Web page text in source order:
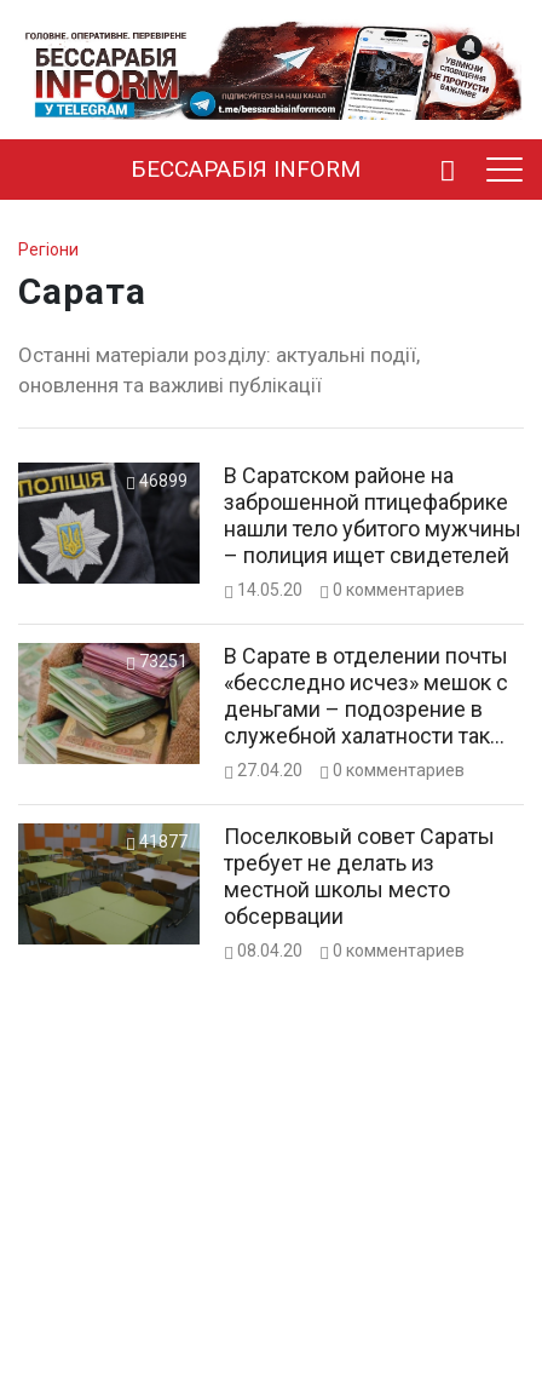
БЕССАРАБІЯ INFORM
Регіони
Сарата
Останні матеріали розділу: актуальні події,
оновлення та важливі публікації
46899
В Саратском районе на
заброшенной птицефабрике
нашли тело убитого мужчины
– полиция ищет свидетелей
14.05.20 0 комментариев
73251
В Сарате в отделении почты
«бесследно исчез» мешок с
деньгами – подозрение в
служебной халатности так
никому и не объявили
27.04.20 0 комментариев
41877
Поселковый совет Сараты
требует не делать из
местной школы место
обсервации
08.04.20 0 комментариев